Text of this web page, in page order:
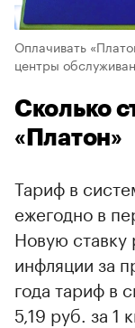
Оплачивать
центры
Сколько
«Платон»
Тариф в
ежегодно в
Новую ставку
инфляции за
года тариф в
5,19 руб. за 1